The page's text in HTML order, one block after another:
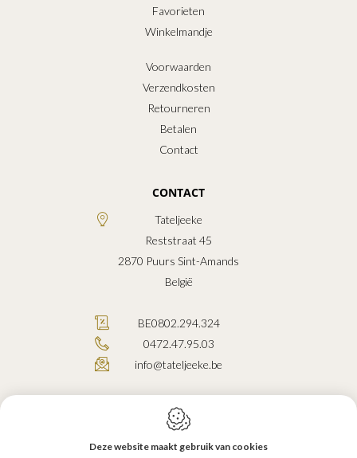
Favorieten
Winkelmandje
Voorwaarden
Verzendkosten
Retourneren
Betalen
Contact
CONTACT
Tateljeeke
Reststraat 45
2870 Puurs Sint-Amands
België
BE0802.294.324
0472.47.95.03
info@tateljeeke.be
Webdesign by IDcreation 2026
Deze website maakt gebruik van cookies